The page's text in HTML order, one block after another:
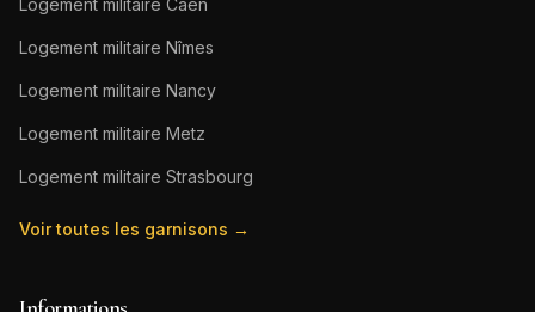
Logement militaire Caen
Logement militaire Nîmes
Logement militaire Nancy
Logement militaire Metz
Logement militaire Strasbourg
Voir toutes les garnisons →